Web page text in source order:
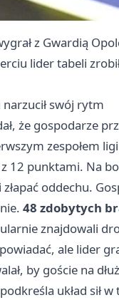
z Gwardią
lider tabeli
swój rytm
że gospodarze
zespołem
12 punktami. Na
oddechu.
48 zdobytych
znajdowali
ale lider
by goście na
układ sił w